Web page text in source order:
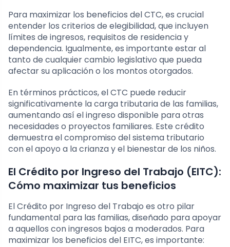
Para maximizar los beneficios del CTC, es crucial
entender los criterios de elegibilidad, que incluyen
límites de ingresos, requisitos de residencia y
dependencia. Igualmente, es importante estar al
tanto de cualquier cambio legislativo que pueda
afectar su aplicación o los montos otorgados.
En términos prácticos, el CTC puede reducir
significativamente la carga tributaria de las familias,
aumentando así el ingreso disponible para otras
necesidades o proyectos familiares. Este crédito
demuestra el compromiso del sistema tributario
con el apoyo a la crianza y el bienestar de los niños.
El Crédito por Ingreso del Trabajo (EITC):
Cómo maximizar tus beneficios
El Crédito por Ingreso del Trabajo es otro pilar
fundamental para las familias, diseñado para apoyar
a aquellos con ingresos bajos a moderados. Para
maximizar los beneficios del EITC, es importante: